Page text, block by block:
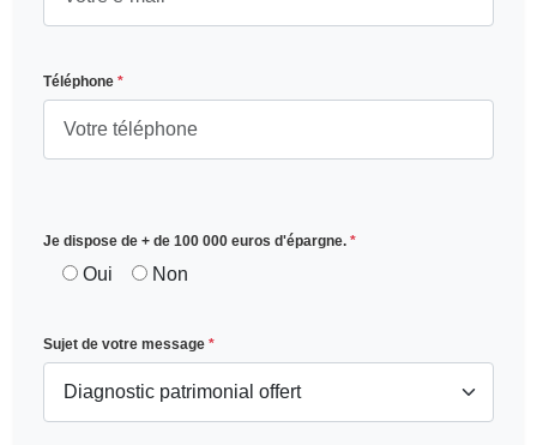
Téléphone *
Je dispose de + de 100 000 euros d'épargne. *
Oui Non
Sujet de votre message *